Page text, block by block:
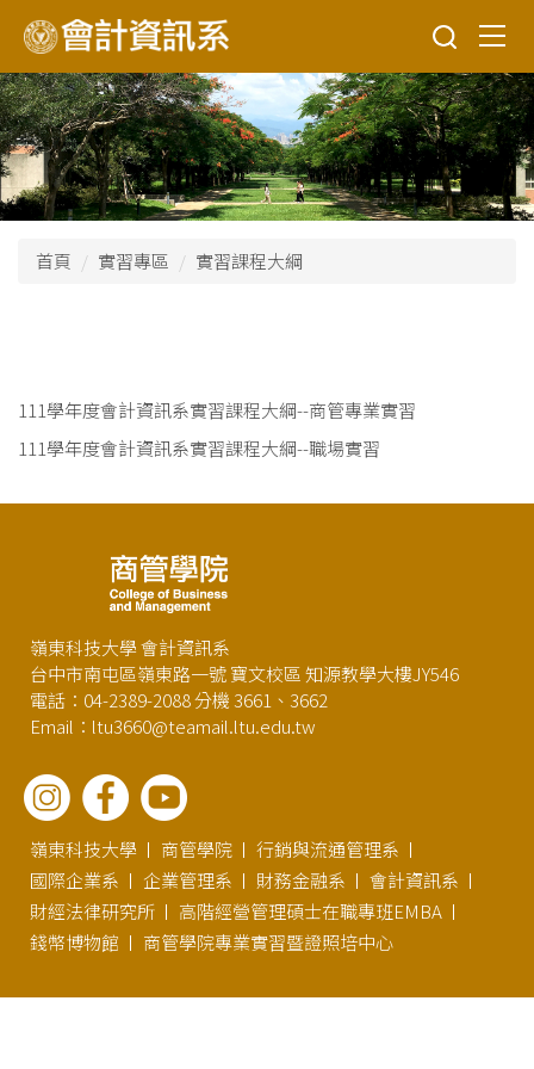
到
主
要
內
容
區
首頁 實習專區 實習課程大綱
111學年度會計資訊系實習課程大綱--商管專業實習
111學年度會計資訊系實習課程大綱--職場實習
嶺東科技大學 會計資訊系
台中市南屯區嶺東路一號 寶文校區 知源教學大樓JY546
電話：04-2389-2088 分機 3661、3662
Email：ltu3660@teamail.ltu.edu.tw
嶺東科技大學 商管學院
行銷與流通管理系
國際企業系
企業管理系 財務金融系
會計資訊系
財經法律研究所
高階經營管理碩士在職專班EMBA
錢幣博物館
商管學院專業實習暨證照培中心